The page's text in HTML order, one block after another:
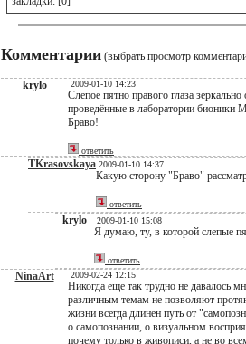
Комментарии (выбрать просмотр
krylo 2009-01-10 14:23
Слепое пятно правого глаза
проведённые в лаборатории бионики
Браво!
ответить
TKrasovskaya 2009-01-10 14:37
Какую сторону "Браво"
ответить
krylo 2009-01-10 15:08
Я думаю, ту, в которой слепые
ответить
NinaArt 2009-02-24 12:15
Никогда еще так трудно не давалось
различным темам не позволяют
жизни всегда длинен путь от
о самопознании, о визуальном
почему только в живописи, а не во